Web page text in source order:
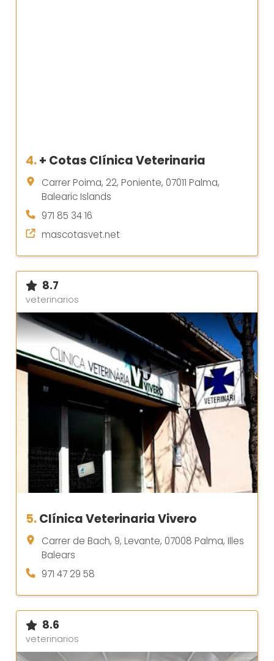
4.+ Cotas Clínica Veterinaria
Carrer Poima, 22, Poniente, 07011 Palma,
Balearic Islands
971 85 34 16
mascotasvet.net
8.7
veterinarios
5.Clínica Veterinaria Vivero
Carrer de Bach, 9, Levante, 07008 Palma, Illes
Balears
971 47 29 58
8.6
veterinarios